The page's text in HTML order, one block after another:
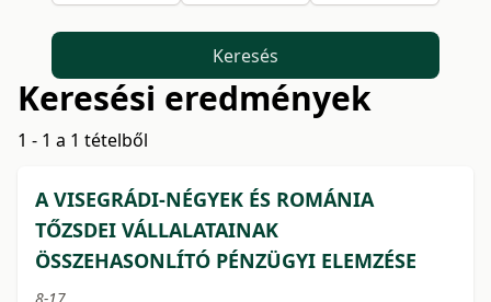
Keresés
Keresési eredmények
1 - 1 a 1 tételből
A VISEGRÁDI-NÉGYEK ÉS ROMÁNIA
TŐZSDEI VÁLLALATAINAK
ÖSSZEHASONLÍTÓ PÉNZÜGYI ELEMZÉSE